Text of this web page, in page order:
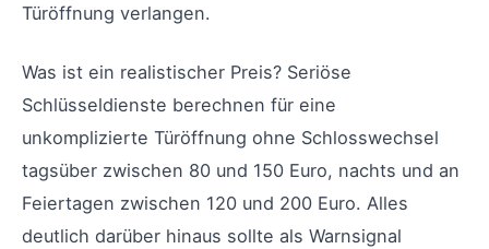
Türöffnung verlangen.
Was ist ein realistischer Preis? Seriöse
Schlüsseldienste berechnen für eine
unkomplizierte Türöffnung ohne Schlosswechsel
tagsüber zwischen 80 und 150 Euro, nachts und an
Feiertagen zwischen 120 und 200 Euro. Alles
deutlich darüber hinaus sollte als Warnsignal